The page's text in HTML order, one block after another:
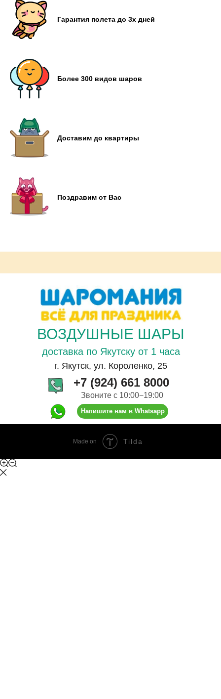
Гарантия полета до 3х дней
Более 300 видов шаров
Доставим до квартиры
Поздравим от Вас
ВОЗДУШНЫЕ ШАРЫ
доставка по Якутску от 1 часа
г. Якутск, ул. Короленко, 25
+7 (924) 661 8000
Напишите нам в Whatsapp
Звоните с 10:00−19:00
Made on Tilda